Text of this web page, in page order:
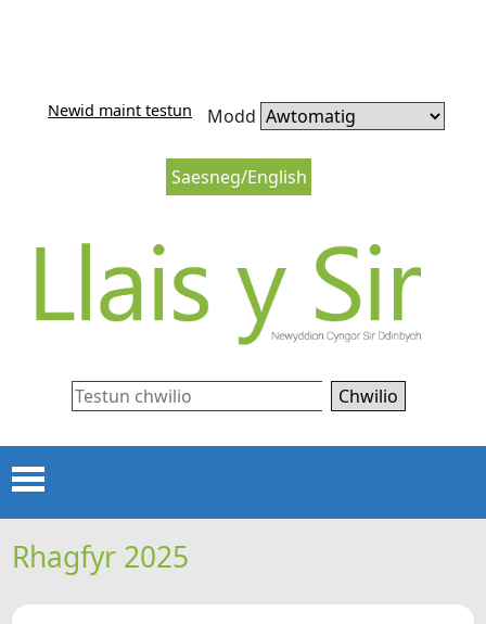
Saesneg/English
Newid maint testun Modd
Chwilio
CARTREF
Rhagfyr 2025